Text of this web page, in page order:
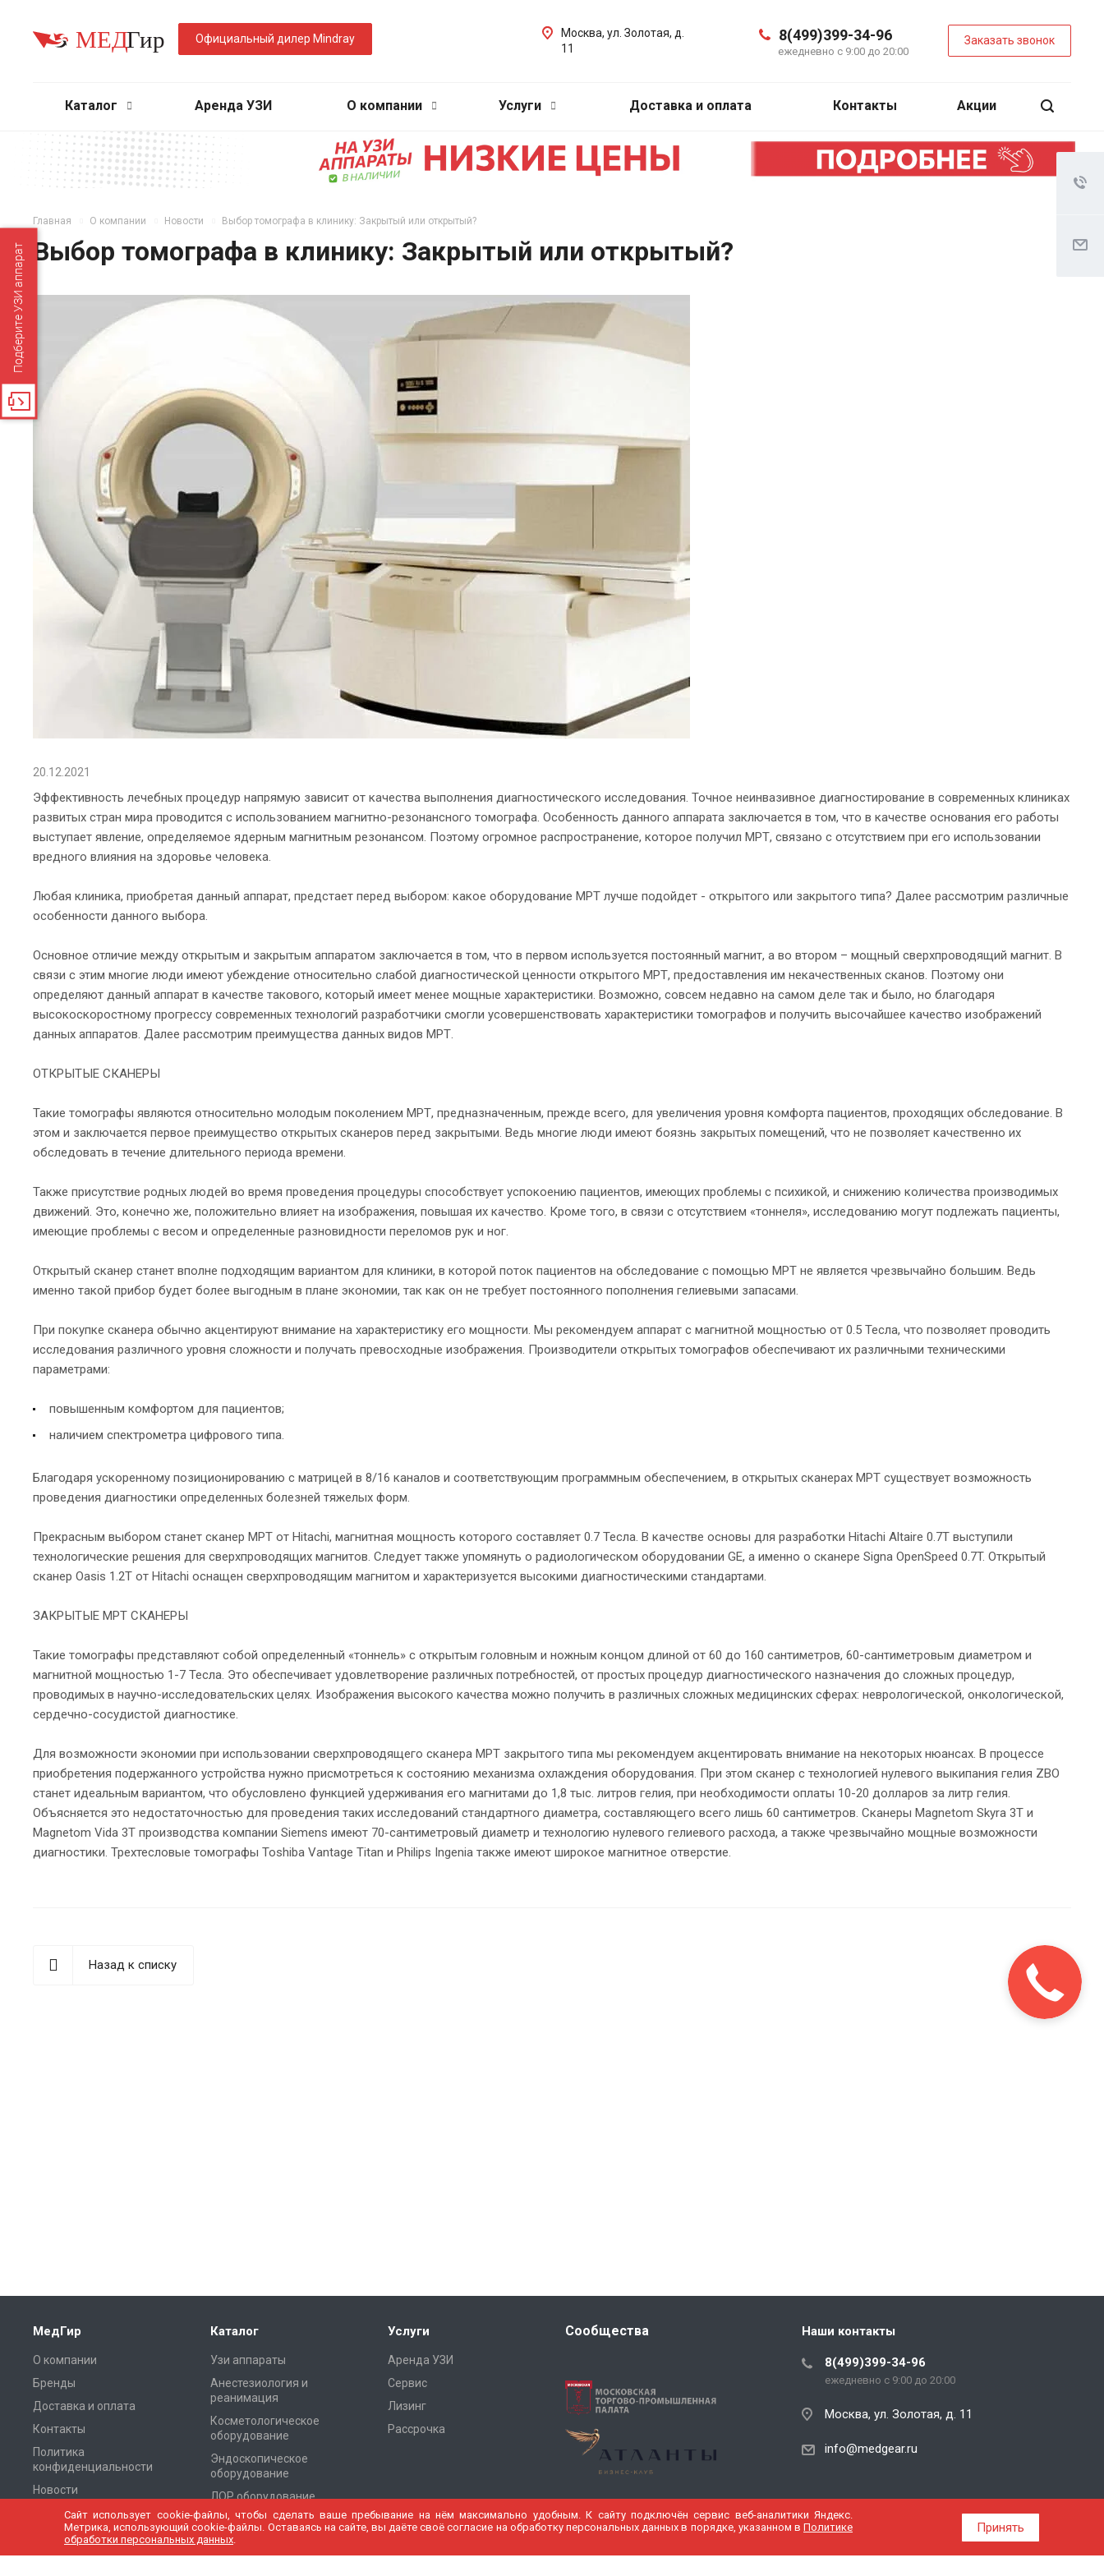
Официальный дилер Mindray 8(499)399-34-96
ежедневно с 9:00 до 20:00
Заказать звонок
Москва, ул. Золотая, д.
11
Каталог Аренда УЗИ О компании Услуги Доставка и оплата Контакты Акции
Главная О компании Новости Выбор томографа в клинику: Закрытый или открытый?
Выбор томографа в клинику: Закрытый или открытый?
20.12.2021
Эффективность лечебных процедур напрямую зависит от качества выполнения диагностического исследования. Точное неинвазивное диагностирование в современных клиниках
развитых стран мира проводится с использованием магнитно-резонансного томографа. Особенность данного аппарата заключается в том, что в качестве основания его работы
выступает явление, определяемое ядерным магнитным резонансом. Поэтому огромное распространение, которое получил МРТ, связано с отсутствием при его использовании
вредного влияния на здоровье человека.
Любая клиника, приобретая данный аппарат, предстает перед выбором: какое оборудование МРТ лучше подойдет - открытого или закрытого типа? Далее рассмотрим различные
особенности данного выбора.
Основное отличие между открытым и закрытым аппаратом заключается в том, что в первом используется постоянный магнит, а во втором – мощный сверхпроводящий магнит. В
связи с этим многие люди имеют убеждение относительно слабой диагностической ценности открытого МРТ, предоставления им некачественных сканов. Поэтому они
определяют данный аппарат в качестве такового, который имеет менее мощные характеристики. Возможно, совсем недавно на самом деле так и было, но благодаря
высокоскоростному прогрессу современных технологий разработчики смогли усовершенствовать характеристики томографов и получить высочайшее качество изображений
данных аппаратов. Далее рассмотрим преимущества данных видов МРТ.
ОТКРЫТЫЕ СКАНЕРЫ
Такие томографы являются относительно молодым поколением МРТ, предназначенным, прежде всего, для увеличения уровня комфорта пациентов, проходящих обследование. В
этом и заключается первое преимущество открытых сканеров перед закрытыми. Ведь многие люди имеют боязнь закрытых помещений, что не позволяет качественно их
обследовать в течение длительного периода времени.
Также присутствие родных людей во время проведения процедуры способствует успокоению пациентов, имеющих проблемы с психикой, и снижению количества производимых
движений. Это, конечно же, положительно влияет на изображения, повышая их качество. Кроме того, в связи с отсутствием «тоннеля», исследованию могут подлежать пациенты,
имеющие проблемы с весом и определенные разновидности переломов рук и ног.
Открытый сканер станет вполне подходящим вариантом для клиники, в которой поток пациентов на обследование с помощью МРТ не является чрезвычайно большим. Ведь
именно такой прибор будет более выгодным в плане экономии, так как он не требует постоянного пополнения гелиевыми запасами.
При покупке сканера обычно акцентируют внимание на характеристику его мощности. Мы рекомендуем аппарат с магнитной мощностью от 0.5 Тесла, что позволяет проводить
исследования различного уровня сложности и получать превосходные изображения. Производители открытых томографов обеспечивают их различными техническими
параметрами:
повышенным комфортом для пациентов;
наличием спектрометра цифрового типа.
Благодаря ускоренному позиционированию с матрицей в 8/16 каналов и соответствующим программным обеспечением, в открытых сканерах МРТ существует возможность
проведения диагностики определенных болезней тяжелых форм.
Прекрасным выбором станет сканер МРТ от Hitachi, магнитная мощность которого составляет 0.7 Тесла. В качестве основы для разработки Hitachi Altaire 0.7T выступили
технологические решения для сверхпроводящих магнитов. Следует также упомянуть о радиологическом оборудовании GE, а именно о сканере Signa OpenSpeed 0.7T. Открытый
сканер Oasis 1.2T от Hitachi оснащен сверхпроводящим магнитом и характеризуется высокими диагностическими стандартами.
ЗАКРЫТЫЕ МРТ СКАНЕРЫ
Такие томографы представляют собой определенный «тоннель» с открытым головным и ножным концом длиной от 60 до 160 сантиметров, 60-сантиметровым диаметром и
магнитной мощностью 1-7 Тесла. Это обеспечивает удовлетворение различных потребностей, от простых процедур диагностического назначения до сложных процедур,
проводимых в научно-исследовательских целях. Изображения высокого качества можно получить в различных сложных медицинских сферах: неврологической, онкологической,
сердечно-сосудистой диагностике.
Для возможности экономии при использовании сверхпроводящего сканера МРТ закрытого типа мы рекомендуем акцентировать внимание на некоторых нюансах. В процессе
приобретения подержанного устройства нужно присмотреться к состоянию механизма охлаждения оборудования. При этом сканер с технологией нулевого выкипания гелия ZBO
станет идеальным вариантом, что обусловлено функцией удерживания его магнитами до 1,8 тыс. литров гелия, при необходимости оплаты 10-20 долларов за литр гелия.
Объясняется это недостаточностью для проведения таких исследований стандартного диаметра, составляющего всего лишь 60 сантиметров. Сканеры Magnetom Skyra 3T и
Magnetom Vida 3T производства компании Siemens имеют 70-сантиметровый диаметр и технологию нулевого гелиевого расхода, а также чрезвычайно мощные возможности
диагностики. Трехтесловые томографы Toshiba Vantage Titan и Philips Ingenia также имеют широкое магнитное отверстие.
Назад к списку
МедГир
О компании
Бренды
Доставка и оплата
Контакты
Политика
конфиденциальности
Новости
Cтатьи
Карта сайта
Каталог
Узи аппараты
Анестезиология и
реанимация
Косметологическое
оборудование
Эндоскопическое
оборудование
ЛОР оборудование
Оборудование для
Томографии
Хирургическое
Услуги
Аренда УЗИ
Сервис
Лизинг
Рассрочка
Сообщества Наши контакты
8(499)399-34-96
ежедневно с 9:00 до 20:00
Москва, ул. Золотая, д. 11
info@medgear.ru
Сайт использует cookie-файлы, чтобы сделать ваше пребывание на нём максимально удобным. К cайту подключён сервис веб-аналитики Яндекс.
Метрика, использующий cookie-файлы. Оставаясь на сайте, вы даёте своё согласие на обработку персональных данных в порядке, указанном в Политике
обработки персональных данных.
Принять
Подберите УЗИ аппарат